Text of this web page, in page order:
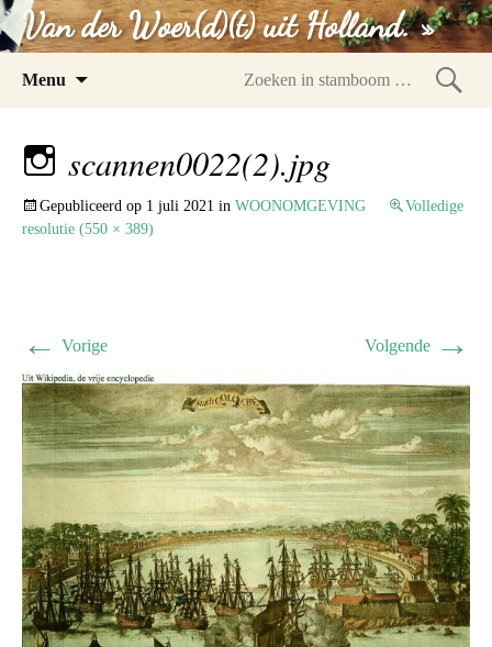
Van der Woer(d)(t) uit Holland. »
Menu
scannen0022(2).jpg
Gepubliceerd op 1 juli 2021 in WOONOMGEVING
Volledige
resolutie (550 × 389)
← Vorige Volgende →